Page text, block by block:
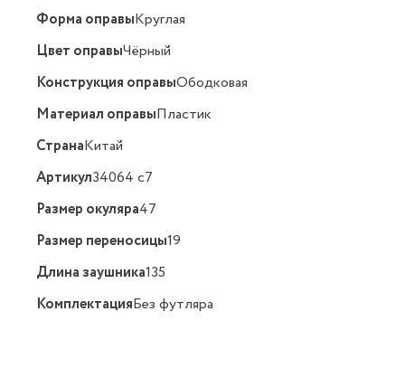
Форма оправыКруглая
Цвет оправыЧёрный
Конструкция оправыОбодковая
Материал оправыПластик
СтранаКитай
Артикул34064 c7
Размер окуляра47
Размер переносицы19
Длина заушника135
КомплектацияБез футляра